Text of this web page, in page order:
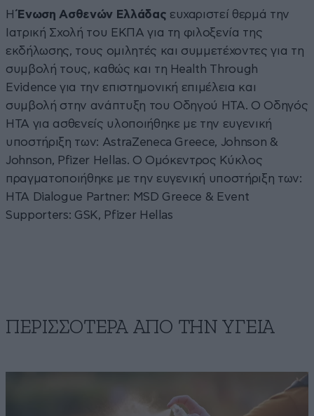
ΗΈνωση Ασθενών Ελλάδας ευχαριστεί θερμά την
Ιατρική Σχολή του ΕΚΠΑ για τη φιλοξενία της
εκδήλωσης, τους ομιλητές και συμμετέχοντες για τη
συμβολή τους, καθώς και τη Health Through
Evidence για την επιστημονική επιμέλεια και
συμβολή στην ανάπτυξη του Οδηγού HTA. Ο Οδηγός
HTA για ασθενείς υλοποιήθηκε με την ευγενική
υποστήριξη των: AstraZeneca Greece, Johnson &
Johnson, Pfizer Hellas. Ο Ομόκεντρος Κύκλος
πραγματοποιήθηκε με την ευγενική υποστήριξη των:
HTA Dialogue Partner: MSD Greece & Event
Supporters: GSK, Pfizer Hellas
ΠΕΡΙΣΣΟΤΕΡΑ ΑΠΟ ΤΗΝ ΥΓΕΙΑ